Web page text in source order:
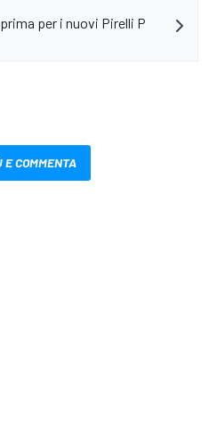
per i nuovi Pirelli P
E COMMENTA